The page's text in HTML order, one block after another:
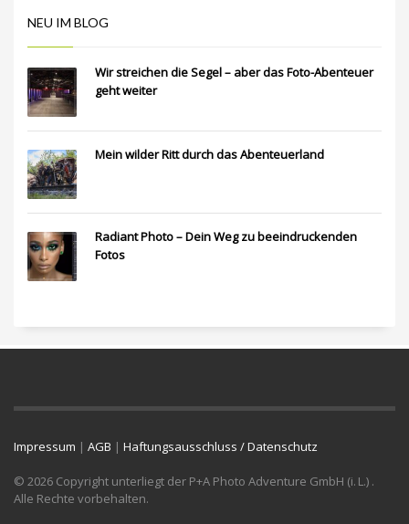
NEU IM BLOG
Wir streichen die Segel – aber das Foto-Abenteuer
geht weiter
Mein wilder Ritt durch das Abenteuerland
Radiant Photo – Dein Weg zu beeindruckenden
Fotos
Impressum | AGB | Haftungsausschluss / Datenschutz
© 2026 Copyright unterliegt der P+A Photo Adventure GmbH (i. L.) .
Alle Rechte vorbehalten.